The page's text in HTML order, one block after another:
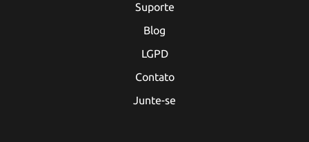
Suporte
Blog
LGPD
Contato
Junte-se